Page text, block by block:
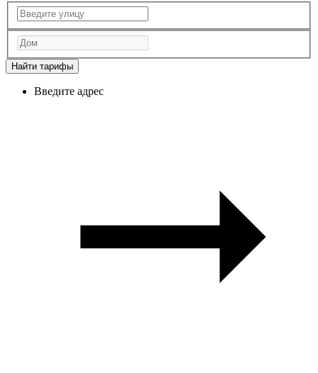
Найти тарифы
Введите адрес